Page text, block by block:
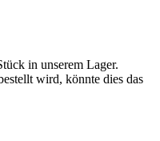
in unserem Lager.
wird, könnte dies das